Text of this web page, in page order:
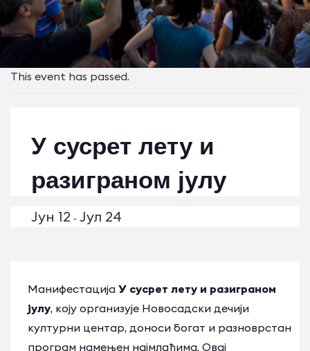
This event has passed.
У сусрет лету и
разиграном јулу
Јун 12 - Јул 24
Манифестација У сусрет лету и разиграном
јулу, коју организује Новосадски дечији
културни центар, доноси богат и разноврстан
програм намењен најмлађима. Овај